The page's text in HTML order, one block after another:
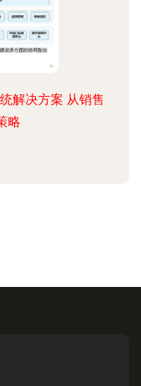
解决方案 从销售
略